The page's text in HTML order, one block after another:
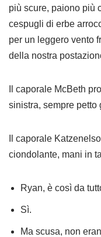
più scure, paiono più
cespugli di erbe
per un leggero vento
della nostra
Il caporale McBeth
sinistra, sempre petto
Il caporale
ciondolante, mani in
Ryan, è così da
Sì.
Ma scusa, non